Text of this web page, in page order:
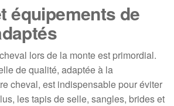
équipements de
lors de la monte est primordial.
de qualité, adaptée à la
cheval, est indispensable pour éviter
les tapis de selle, sangles, brides et